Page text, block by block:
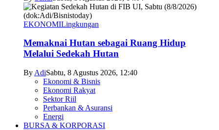
EKONOMILingkungan
Memaknai Hutan sebagai Ruang Hidup
Melalui Sedekah Hutan
By AdiSabtu, 8 Agustus 2026, 12:40
Ekonomi & Bisnis
Ekonomi Rakyat
Sektor Riil
Perbankan & Asuransi
Energi
BURSA & KORPORASI